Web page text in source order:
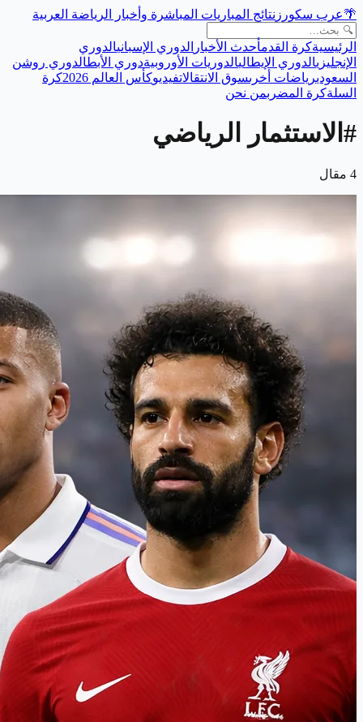
🌴عرب سكورز نتائج المباريات المباشرة وأخبار الرياضة العربية
الرئيسيةكرة القدمأحدث الأخبار الدوري الإسبانيالدوري
الإنجليزيالدوري الإيطاليالدوريات الأوروبيةدوري الأبطالدوري روشن
السعوديرياضات أخرىسوق الانتقالاتفيديوكأس العالم 2026
كرة
السلةكرة المضربمن نحن
# الاستثمار الرياضي
4 مقال